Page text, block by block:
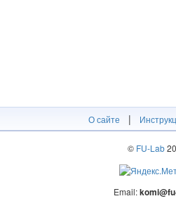
О сайте |
© FU-Lab
Email: